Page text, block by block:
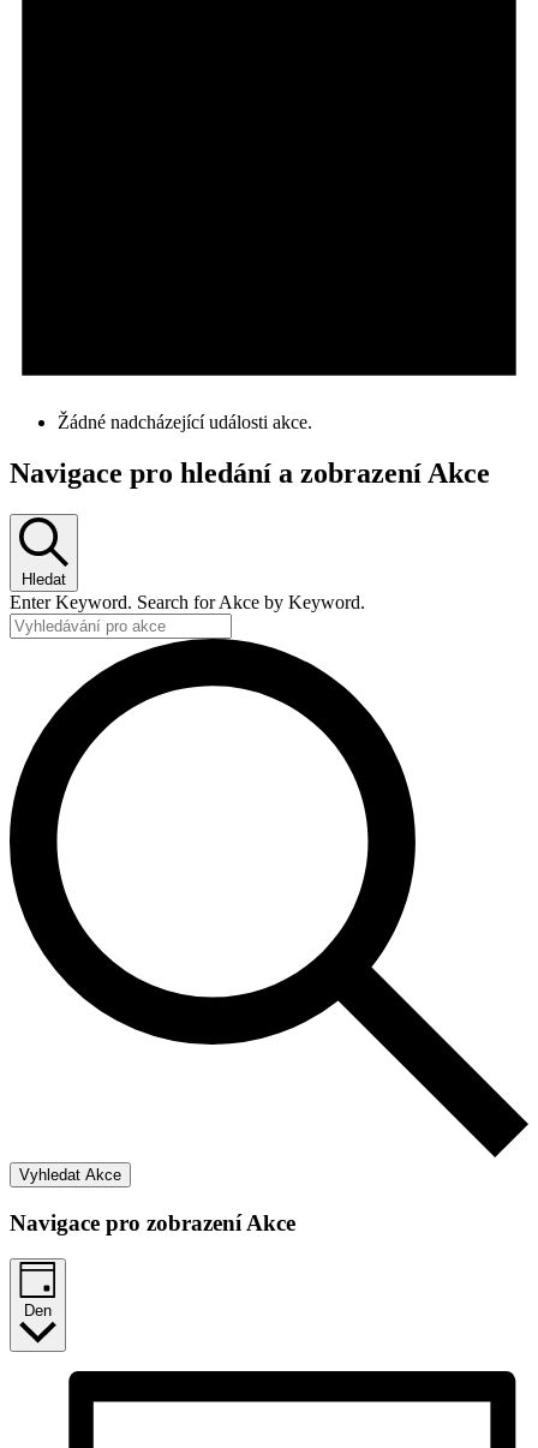
Žádné nadcházející události akce.
Navigace pro hledání a zobrazení Akce
Hledat
Enter Keyword. Search for Akce by Keyword.
Vyhledat Akce
Navigace pro zobrazení Akce
Den